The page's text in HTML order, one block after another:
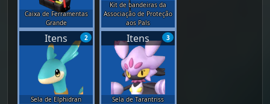
Caixa de Ferramentas
Grande
Kit de bandeiras da
Associação de Proteção
aos Pals
2
Itens
Sela de Elphidran
3
Itens
Sela de Tarantriss